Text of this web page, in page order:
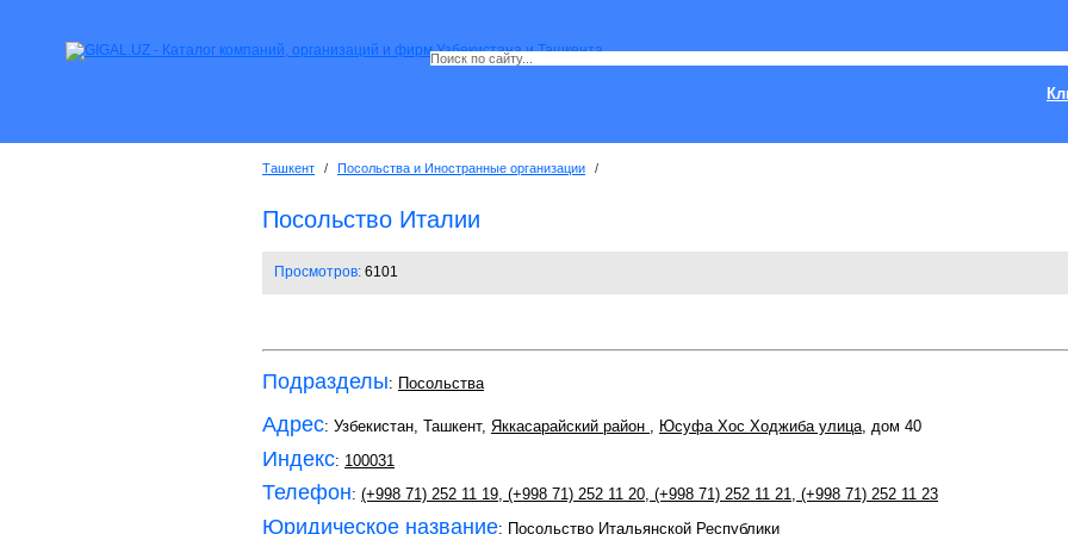
Ташкент / Посольства и Иностранные организации /
Посольство Италии
Просмотров: 6101
Подразделы: Посольства
Адрес: Узбекистан, Ташкент, Яккасарайский район , Юсуфа Хос Ходжиба улица, дом 40
Индекс: 100031
Телефон: (+998 71) 252 11 19, (+998 71) 252 11 20, (+998 71) 252 11 21, (+998 71) 252 11 23
Юридическое название: Посольство Итальянской Республики